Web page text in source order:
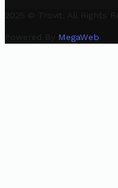
2025 © Trovit. All Rights
Powered By MegaWeb